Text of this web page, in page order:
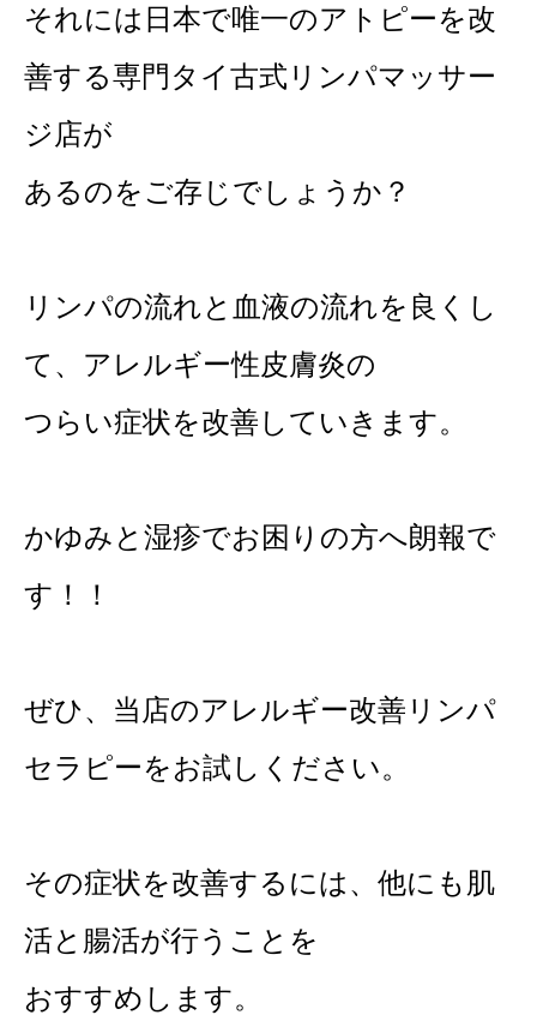
それには日本で唯一のアトピーを改
善する専門タイ古式リンパマッサー
ジ店が
あるのをご存じでしょうか？
リンパの流れと血液の流れを良くし
て、アレルギー性皮膚炎の
つらい症状を改善していきます。
かゆみと湿疹でお困りの方へ朗報で
す！！
ぜひ、当店のアレルギー改善リンパ
セラピーをお試しください。
その症状を改善するには、他にも肌
活と腸活が行うことを
おすすめします。